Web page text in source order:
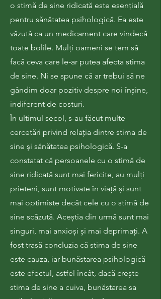
o stimă de sine ridicată este esențială
pentru sănătatea psihologică. Ea este
văzută ca un medicament care vindecă
toate bolile. Mulți oameni se tem să
facă ceva care le-ar putea afecta stima
de sine. Ni se spune că ar trebui să ne
gândim doar pozitiv despre noi înșine,
indiferent de costuri.
În ultimul secol, s-au făcut multe
cercetări privind relația dintre stima de
sine și sănătatea psihologică. S-a
constatat că persoanele cu o stimă de
sine ridicată sunt mai fericite, au mulți
prieteni, sunt motivate în viață și sunt
mai optimiste decât cele cu o stimă de
sine scăzută. Aceștia din urmă sunt mai
singuri, mai anxioși și mai deprimați. A
fost trasă concluzia că stima de sine
este cauza, iar bunăstarea psihologică
este efectul, astfel încât, dacă crește
stima de sine a cuiva, bunăstarea sa